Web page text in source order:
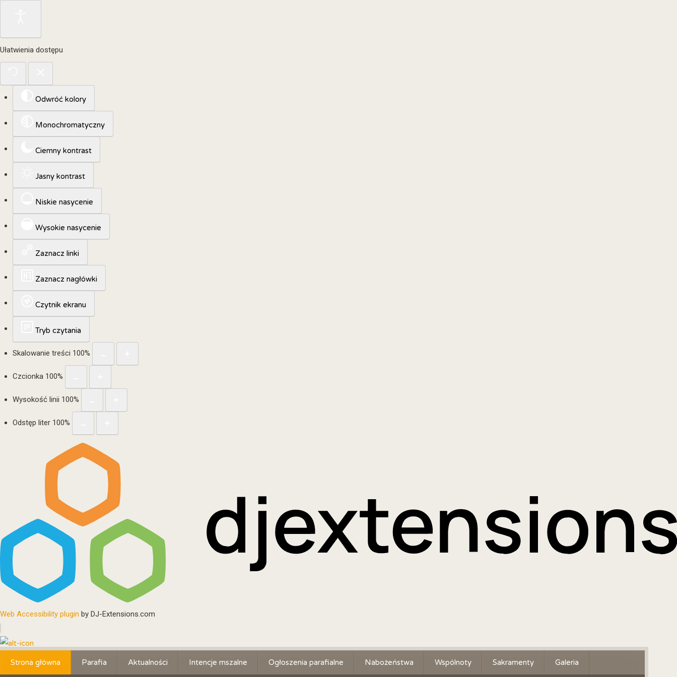
Ułatwienia dostępu
Odwróć kolory
Monochromatyczny
Ciemny kontrast
Jasny kontrast
Niskie nasycenie
Wysokie nasycenie
Zaznacz linki
Zaznacz nagłówki
Czytnik ekranu
Tryb czytania
Skalowanie treści 100%
Czcionka 100%
Wysokość linii 100%
Odstęp liter 100%
Web Accessibility plugin by DJ-Extensions.com
Strona główna Parafia Aktualności Intencje mszalne Ogłoszenia parafialne Nabożeństwa Wspólnoty Sakramenty Galeria